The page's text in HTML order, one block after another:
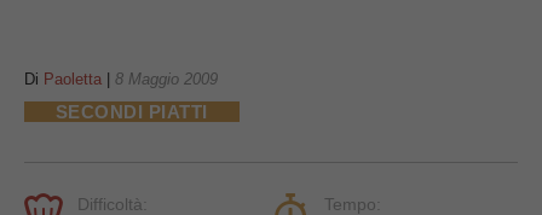
Di Paoletta 8 Maggio 2009
SECONDI PIATTI
Difficoltà:
Tempo: